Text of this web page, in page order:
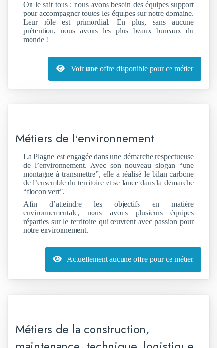
On le sait tous : nous avons besoin des équipes support
pour accompagner toutes les équipes sur notre domaine.
Leur rôle est primordial. En plus, sans aucune
prétention, nous avons les plus beaux bureaux du
monde !
Voirune offre disponible pour ce métier
Métiers de l'environnement
La Plagne est engagée dans une démarche respectueuse
de l’environnement. Avec son nouveau slogan “une
montagne à transmettre”, elle a réalisé le bilan carbone
de l’ensemble du territoire et se lance dans la démarche
“flocon vert”.
Afin d’atteindre les objectifs en matière
environnementale, nous avons plusieurs équipes
réparties sur le territoire qui œuvrent avec passion pour
notre environnement.
Actuellement aucune offre pour ce métier
Métiers de la construction,